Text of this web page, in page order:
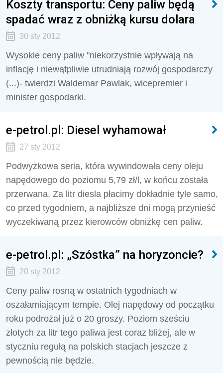
Koszty transportu: Ceny paliw będą
spadać wraz z obniżką kursu dolara
30 sty 2012
Wysokie ceny paliw "niekorzystnie wpływają na
inflację i niewątpliwie utrudniają rozwój gospodarczy
(...)- twierdzi Waldemar Pawlak, wicepremier i
minister gospodarki.
e-petrol.pl: Diesel wyhamował
27 sty 2012
Podwyżkowa seria, która wywindowała ceny oleju
napędowego do poziomu 5,79 zł/l, w końcu została
przerwana. Za litr diesla płacimy dokładnie tyle samo,
co przed tygodniem, a najbliższe dni mogą przynieść
wyczekiwaną przez kierowców obniżkę cen paliw.
e-petrol.pl: „Szóstka” na horyzoncie?
20 sty 2012
Ceny paliw rosną w ostatnich tygodniach w
oszałamiającym tempie. Olej napędowy od początku
roku podrożał już o 20 groszy. Poziom sześciu
złotych za litr tego paliwa jest coraz bliżej, ale w
styczniu regułą na polskich stacjach jeszcze z
pewnością nie będzie.